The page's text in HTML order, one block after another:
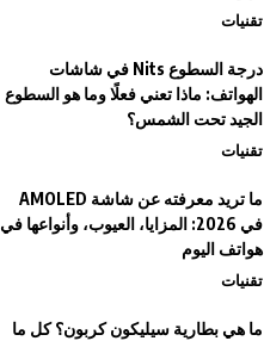
تقنيات
درجة السطوع Nits في شاشات
الهواتف: ماذا تعني فعلًا وما هو السطوع
الجيد تحت الشمس؟
تقنيات
ما تريد معرفته عن شاشة AMOLED
في 2026: المزايا، العيوب، وأنواعها في
هواتف اليوم
تقنيات
ما هي بطارية سيليكون كربون؟ كل ما